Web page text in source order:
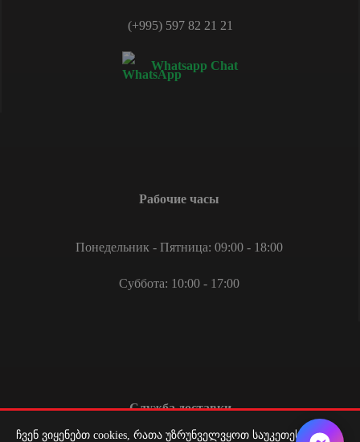
(+995) 597 82 21 21
Whatsapp Chat
Рабочие часы
Понедельник - Пятница: 09:00 - 18:00
Суббота: 10:00 - 17:00
Служба доставки
ჩვენ ვიყენებთ cookies, რათა უზრუნველვყოთ საუკეთესო